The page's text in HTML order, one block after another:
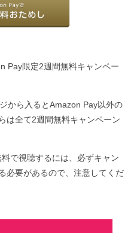
Pay限定2週間無料キャンペー
から入るとAmazon Pay以外の
は全て2週間無料キャンペーン
で視聴するには、必ずキャン
必要があるので、注意してくだ